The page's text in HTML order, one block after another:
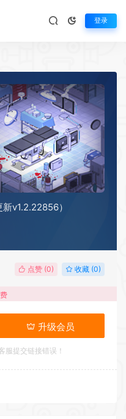
登录
v1.2.22856）
点赞 (0) 收藏 (0)
升级会员
服提交链接错误！